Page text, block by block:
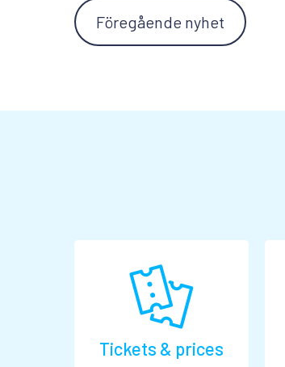
Föregående nyhet
Tickets & prices